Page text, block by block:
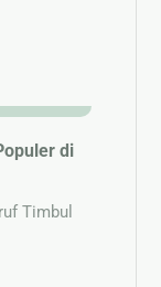
di
Timbul